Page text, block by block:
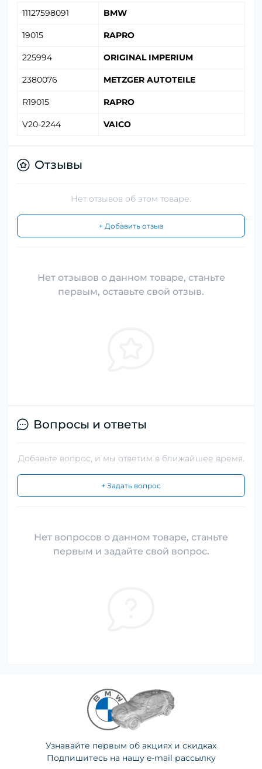
11127598091 BMW
19015 RAPRO
225994 ORIGINAL IMPERIUM
2380076 METZGER AUTOTEILE
R19015 RAPRO
V20-2244 VAICO
Отзывы
Нет отзывов об этом товаре.
+ Добавить отзыв
Нет отзывов о данном товаре, станьте
первым, оставьте свой отзыв.
Вопросы и ответы
Добавьте вопрос, и мы ответим в ближайшее время.
+ Задать вопрос
Нет вопросов о данном товаре, станьте
первым и задайте свой вопрос.
Узнавайте первым об акциях и скидках
Подпишитесь на нашу e-mail рассылку